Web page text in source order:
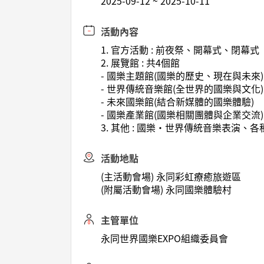
活動內容
1. 官方活動 : 前夜祭、開幕式、閉幕式
2. 展覽館 : 共4個館
- 國樂主題館(國樂的歷史、現在與未來)
- 世界傳統音樂館(全世界的國樂與文化)
- 未來國樂館(結合新媒體的國樂體驗)
- 國樂產業館(國樂相關團體與企業交流)
3. 其他 : 國樂‧世界傳統音樂表演、各
活動地點
(主活動會場) 永同彩虹療癒旅遊區
(附屬活動會場) 永同國樂體驗村
主管單位
永同世界國樂EXPO組織委員會